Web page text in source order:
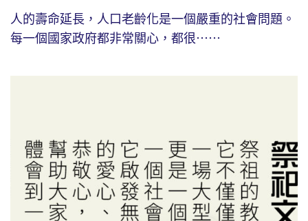
人的壽命延長，人口老齡化是一個嚴重的社會問題。
每一個國家政府都非常關心，都很⋯⋯